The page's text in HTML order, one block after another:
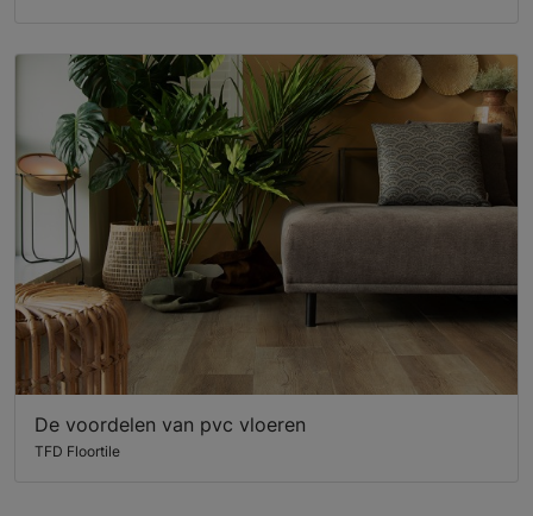
De voordelen van pvc vloeren
TFD Floortile